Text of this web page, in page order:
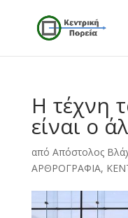
H τέχνη
είναι ο
από Απόστολος
ΑΡΘΡΟΓΡΑΦΙΑ,